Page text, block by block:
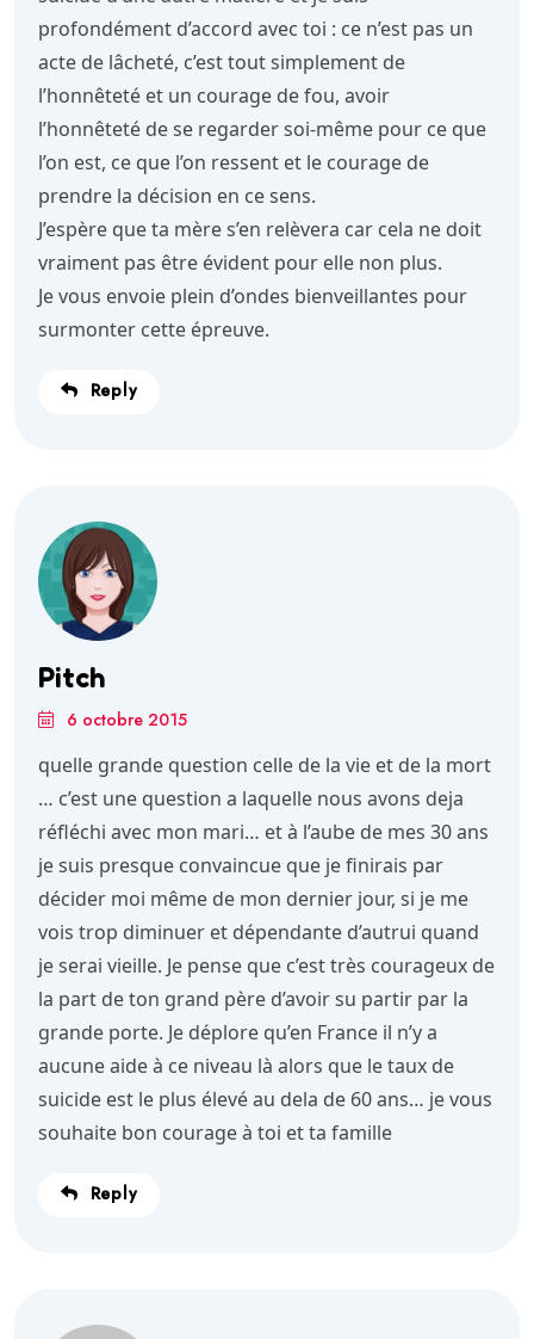
profondément d’accord avec toi : ce n’est pas un
acte de lâcheté, c’est tout simplement de
l’honnêteté et un courage de fou, avoir
l’honnêteté de se regarder soi-même pour ce que
l’on est, ce que l’on ressent et le courage de
prendre la décision en ce sens.
J’espère que ta mère s’en relèvera car cela ne doit
vraiment pas être évident pour elle non plus.
Je vous envoie plein d’ondes bienveillantes pour
surmonter cette épreuve.
Reply
Pitch
6 octobre 2015
quelle grande question celle de la vie et de la mort
… c’est une question a laquelle nous avons deja
réfléchi avec mon mari… et à l’aube de mes 30 ans
je suis presque convaincue que je finirais par
décider moi même de mon dernier jour, si je me
vois trop diminuer et dépendante d’autrui quand
je serai vieille. Je pense que c’est très courageux de
la part de ton grand père d’avoir su partir par la
grande porte. Je déplore qu’en France il n’y a
aucune aide à ce niveau là alors que le taux de
suicide est le plus élevé au dela de 60 ans… je vous
souhaite bon courage à toi et ta famille
Reply